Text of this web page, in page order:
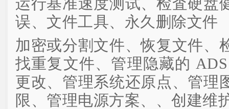
运行基准速度测试、检査硬盘
误、文件工具、永久删除文件
加密或分割文件、恢复文件、
找重复文件、管理隐藏的
更改、管理系统还原点、管理
限、管理电源方案、、创建维